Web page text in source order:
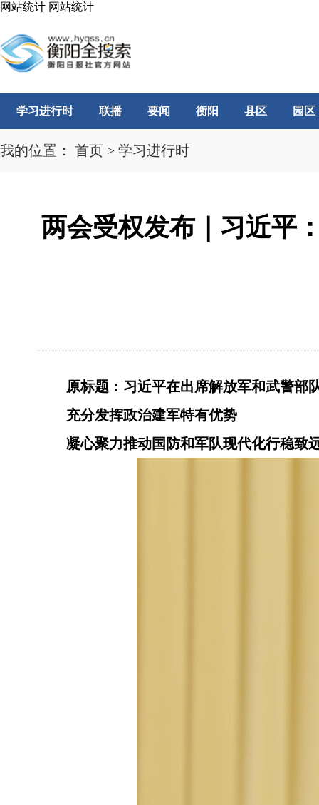
网站统计 网站统计
学习进行时 联播 要闻 衡阳 县区 园区
我的位置： 首页 > 学习进行时
两会受权发布｜习近平
原标题：习近平在出席解放军和武警部
充分发挥政治建军特有优势
凝心聚力推动国防和军队现代化行稳致